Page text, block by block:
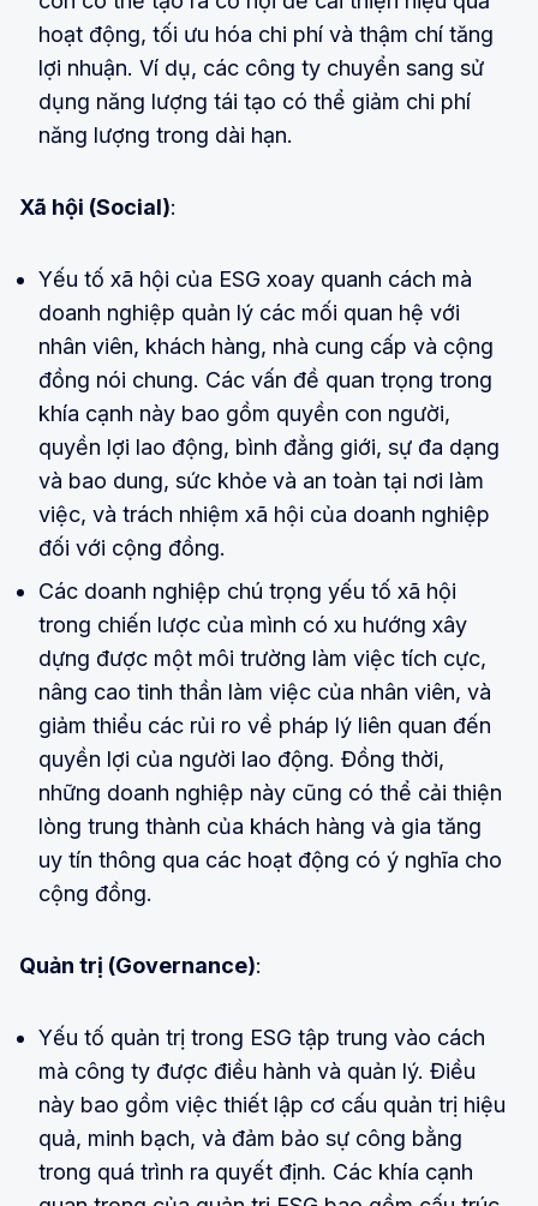
hoạt động, tối ưu hóa chi phí và thậm chí tăng
lợi nhuận. Ví dụ, các công ty chuyển sang sử
dụng năng lượng tái tạo có thể giảm chi phí
năng lượng trong dài hạn.
Xã hội (Social):
Yếu tố xã hội của ESG xoay quanh cách mà
doanh nghiệp quản lý các mối quan hệ với
nhân viên, khách hàng, nhà cung cấp và cộng
đồng nói chung. Các vấn đề quan trọng trong
khía cạnh này bao gồm quyền con người,
quyền lợi lao động, bình đẳng giới, sự đa dạng
và bao dung, sức khỏe và an toàn tại nơi làm
việc, và trách nhiệm xã hội của doanh nghiệp
đối với cộng đồng.
Các doanh nghiệp chú trọng yếu tố xã hội
trong chiến lược của mình có xu hướng xây
dựng được một môi trường làm việc tích cực,
nâng cao tinh thần làm việc của nhân viên, và
giảm thiểu các rủi ro về pháp lý liên quan đến
quyền lợi của người lao động. Đồng thời,
những doanh nghiệp này cũng có thể cải thiện
lòng trung thành của khách hàng và gia tăng
uy tín thông qua các hoạt động có ý nghĩa cho
cộng đồng.
Quản trị (Governance):
Yếu tố quản trị trong ESG tập trung vào cách
mà công ty được điều hành và quản lý. Điều
này bao gồm việc thiết lập cơ cấu quản trị hiệu
quả, minh bạch, và đảm bảo sự công bằng
trong quá trình ra quyết định. Các khía cạnh